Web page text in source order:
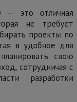
— это отличная
не требует
проекты по
в удобное для
свою
сотрудничая с
разработки